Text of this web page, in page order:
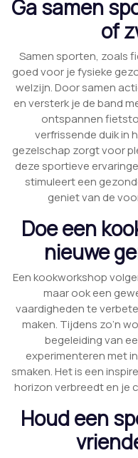
Ga samen
of
Samen sporten, zoals
goed voor je fysieke
welzijn. Door samen
en versterk je de band
ontspannen
verfrissende duik in
gezelschap zorgt voor
deze sportieve
stimuleert een
geniet van de
Doe een
nieuwe
Een kookworkshop
maar ook een
vaardigheden te
maken. Tijdens zo’n
begeleiding van
experimenteren met
smaken. Het is een
horizon verbreedt en je
Houd een